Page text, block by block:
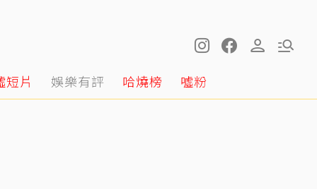
短片 娛樂有評 哈燒榜 噓粉